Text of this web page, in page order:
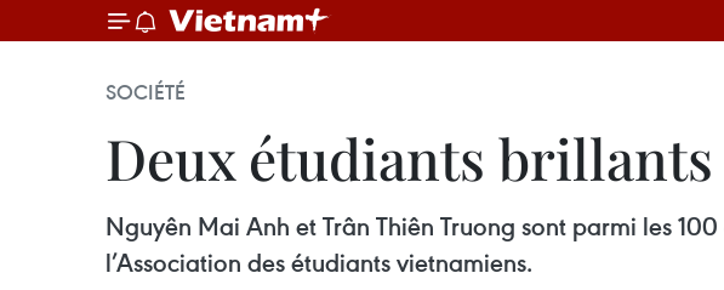
SOCIÉTÉ
Deux étudiants
Nguyên Mai Anh et Trân Thiên Truong sont parmi les
l’Association des étudiants vietnamiens.